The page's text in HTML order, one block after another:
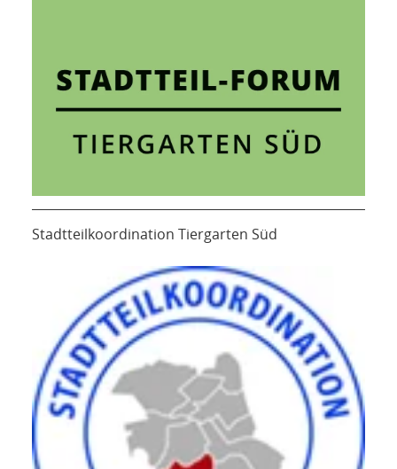
Stadtteilkoordination Tiergarten Süd